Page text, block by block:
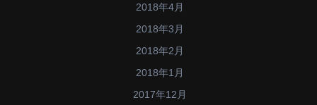
2018年4月
2018年3月
2018年2月
2018年1月
2017年12月